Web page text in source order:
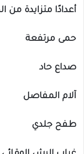
أعدادًا متزايدة
حمى مرتفعة
صداع حاد
آلام المفاصل
طفح جلدي